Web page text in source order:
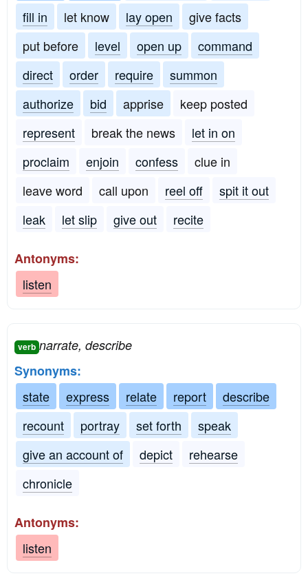
fill in let know lay open
give facts
put before
level open up
command
direct
order require
summon
authorize
bid apprise
keep posted
represent
break the news
let in on
proclaim
enjoin confess
clue in
leave word
call upon reel off
spit it out
leak
let slip give out recite
Antonyms:
listen
verb narrate, describe
Synonyms:
state
express relate report
describe
recount
portray set forth
speak
give an account of
depict
rehearse
chronicle
Antonyms:
listen